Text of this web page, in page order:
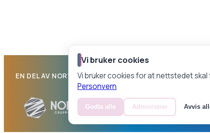
EN DEL AV NORTH GRUPPEN
Vi bruker cookies
Vi bruker cookies for at nettstedet skal
Personvern
Godta alle Administrer Avvis